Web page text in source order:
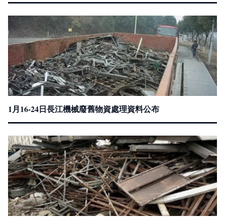
1月16-24日長江機械廢舊物資處理資料公布